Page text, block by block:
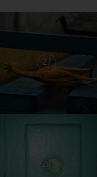
27
23